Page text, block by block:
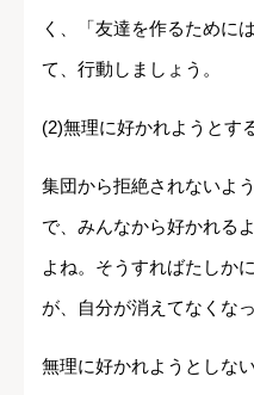
く、「友達を作るために
て、行動しましょう。
(2)無理に好かれようとす
集団から拒絶されないよ
で、みんなから好かれる
よね。そうすればたしか
が、自分が消えてなくな
無理に好かれようとしな